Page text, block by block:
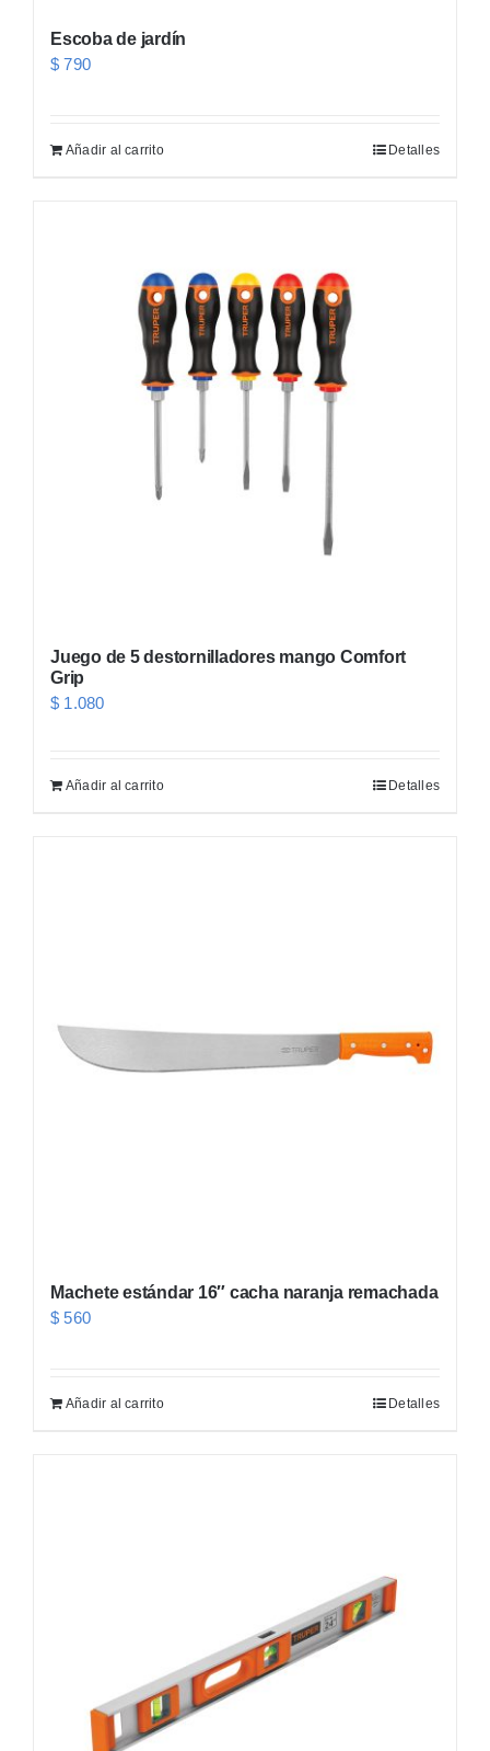
Escoba de jardín
$ 790
Añadir al carrito Detalles
Juego de 5 destornilladores mango Comfort
Grip
$ 1.080
Añadir al carrito Detalles
Machete estándar 16″ cacha naranja remachada
$ 560
Añadir al carrito Detalles